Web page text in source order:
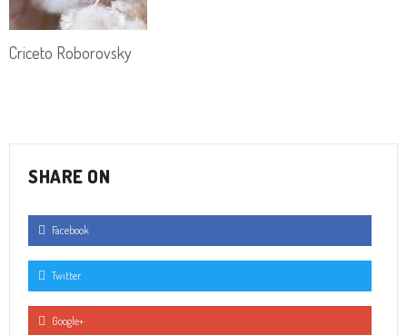
Criceto Roborovsky
SHARE ON
Facebook
Twitter
Google+